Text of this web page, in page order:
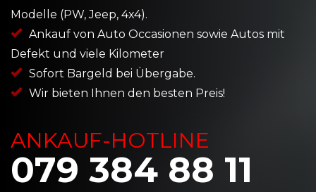
Modelle (PW, Jeep, 4x4).
Ankauf von Auto Occasionen sowie Autos mit
Defekt und viele Kilometer
Sofort Bargeld bei Übergabe.
Wir bieten Ihnen den besten Preis!
ANKAUF-HOTLINE
079 384 88 11